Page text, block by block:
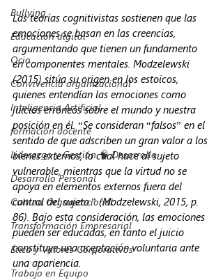
Bullying
Educación digital
Ocio
Convivencia organizacional
Inteligencia Artificial
formación docente
Liderazgo y Gestión 🧠 Desarrollo
Desarrollo Personal
Cultura Organizacional
Transformación Empresarial
Ética y Valores Corporativos
Trabajo en Equipo
Las teorías cognitivistas sostienen que las
emociones se basan en las creencias,
argumentando que tienen un fundamento
en componentes mentales. Modzelewski
(2015) sitúa su origen en los estoicos,
quienes entendían las emociones como
juicios erróneos sobre el mundo y nuestra
posición en él. “Se consideran “falsos” en el
sentido de que adscriben un gran valor a los
bienes externos, lo cual hace al sujeto
vulnerable, mientras que la virtud no se
apoya en elementos externos fuera del
control del sujeto.” (Modzelewski, 2015, p.
86). Bajo esta consideración, las emociones
pueden ser educadas, en tanto el juicio
constituye una aceptación voluntaria ante
una apariencia.